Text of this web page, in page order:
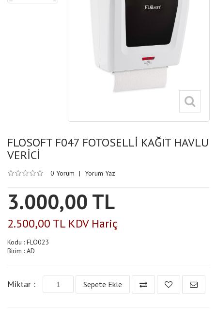
FLOSOFT F047 FOTOSELLİ KAĞIT HAVLU
VERİCİ
0 Yorum | Yorum Yaz
3.000,00 TL
2.500,00 TL KDV Hariç
Kodu : FLO023
Birim : AD
Miktar : Sepete Ekle